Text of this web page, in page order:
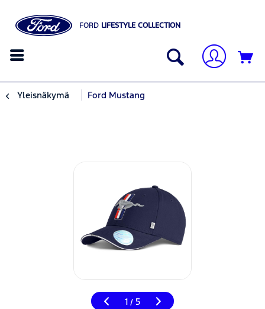
FORD LIFESTYLE COLLECTION
Yleisnäkymä Ford Mustang
1 / 5